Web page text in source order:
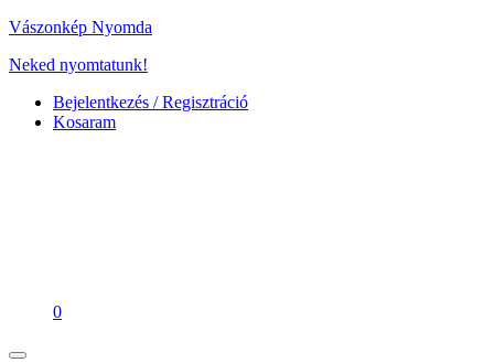
Vászonkép Nyomda
Neked nyomtatunk!
Bejelentkezés / Regisztráció
Kosaram
0